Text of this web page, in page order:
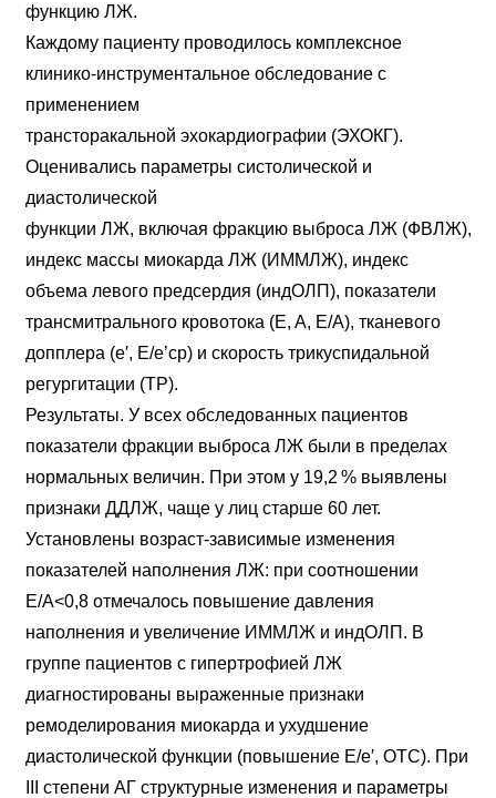
функцию ЛЖ.
Каждому пациенту проводилось комплексное
клинико-инструментальное обследование с
применением
трансторакальной эхокардиографии (ЭХОКГ).
Оценивались параметры систолической и
диастолической
функции ЛЖ, включая фракцию выброса ЛЖ (ФВЛЖ),
индекс массы миокарда ЛЖ (ИММЛЖ), индекс
объема левого предсердия (индОЛП), показатели
трансмитрального кровотока (E, A, E/A), тканевого
допплера (e′, Е/е’ср) и скорость трикуспидальной
регургитации (ТР).
Результаты. У всех обследованных пациентов
показатели фракции выброса ЛЖ были в пределах
нормальных величин. При этом у 19,2 % выявлены
признаки ДДЛЖ, чаще у лиц старше 60 лет.
Установлены возраст-зависимые изменения
показателей наполнения ЛЖ: при соотношении
E/A<0,8 отмечалось повышение давления
наполнения и увеличение ИММЛЖ и индОЛП. В
группе пациентов с гипертрофией ЛЖ
диагностированы выраженные признаки
ремоделирования миокарда и ухудшение
диастолической функции (повышение Е/е′, ОТС). При
III степени АГ структурные изменения и параметры